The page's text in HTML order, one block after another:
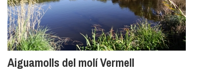
Aiguamolls del molí Vermell